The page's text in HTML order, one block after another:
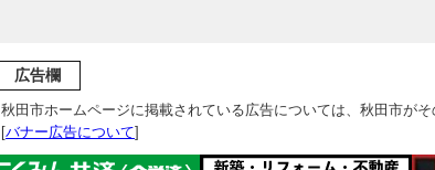
広告欄
秋田市ホームページに掲載されている広告については、秋田市が
[バナー広告について]